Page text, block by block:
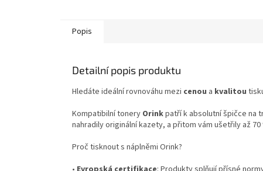
Popis
Detailní popis produktu
Hledáte ideální rovnováhu mezi cenou a kvalitou
Kompatibilní tonery Orinkpatří k absolutní špičce na
nahradily originální kazety, a přitom vám ušetřily až
Proč tisknout s náplněmi Orink?